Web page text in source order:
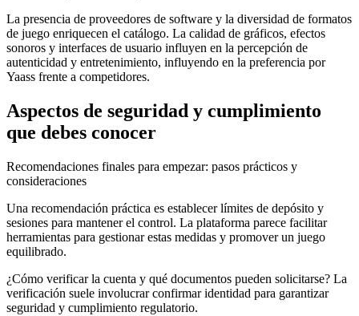
La presencia de proveedores de software y la diversidad de formatos
de juego enriquecen el catálogo. La calidad de gráficos, efectos
sonoros y interfaces de usuario influyen en la percepción de
autenticidad y entretenimiento, influyendo en la preferencia por
Yaass frente a competidores.
Aspectos de seguridad y cumplimiento
que debes conocer
Recomendaciones finales para empezar: pasos prácticos y
consideraciones
Una recomendación práctica es establecer límites de depósito y
sesiones para mantener el control. La plataforma parece facilitar
herramientas para gestionar estas medidas y promover un juego
equilibrado.
¿Cómo verificar la cuenta y qué documentos pueden solicitarse? La
verificación suele involucrar confirmar identidad para garantizar
seguridad y cumplimiento regulatorio.